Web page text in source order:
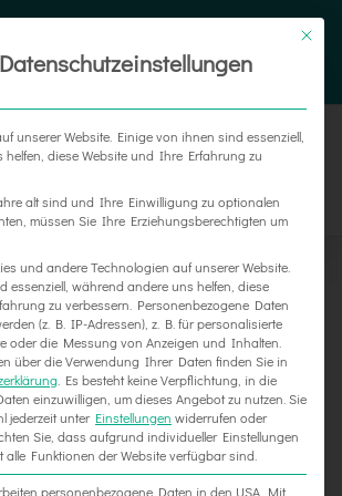
FacebookInstagram
Xing
Schilder für TOP-LABEL
Datenschutzeinstellungen
unserer Website. Einige von ihnen sind essenziell,
diese Website und Ihre Erfahrung zu
alt sind und Ihre Einwilligung zu optionalen
müssen Sie Ihre Erziehungsberechtigten um
und andere Technologien auf unserer Website.
essenziell, während andere uns helfen, diese
zu verbessern. Personenbezogene Daten
(z. B. IP-Adressen), z. B. für personalisierte
oder die Messung von Anzeigen und Inhalten.
über die Verwendung Ihrer Daten finden Sie in
Es besteht keine Verpflichtung, in die
einzuwilligen, um dieses Angebot zu nutzen. Sie
jederzeit unter Einstellungen widerrufen oder
Sie, dass aufgrund individueller Einstellungen
Funktionen der Website verfügbar sind.
personenbezogene Daten in den USA. Mit